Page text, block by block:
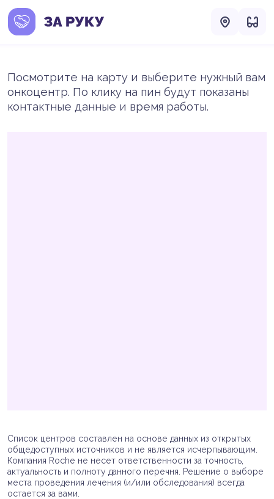
Посмотрите на карту и выберите нужный вам
онкоцентр. По клику на пин будут показаны
контактные данные и время работы.
Список центров составлен на основе данных из открытых
общедоступных источников и не является исчерпывающим.
Компания Roche не несет ответственности за точность,
актуальность и полноту данного перечня. Решение о выборе
места проведения лечения (и/или обследования) всегда
остается за вами.